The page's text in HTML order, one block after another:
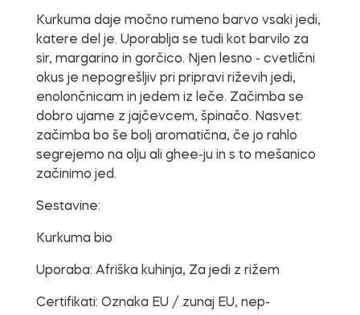
Kurkuma daje močno rumeno barvo vsaki jedi,
katere del je. Uporablja se tudi kot barvilo za
sir, margarino in gorčico. Njen lesno - cvetlični
okus je nepogrešljiv pri pripravi riževih jedi,
enolončnicam in jedem iz leče. Začimba se
dobro ujame z jajčevcem, špinačo. Nasvet:
začimba bo še bolj aromatična, če jo rahlo
segrejemo na olju ali ghee-ju in s to mešanico
začinimo jed.
Sestavine:
Kurkuma bio
Uporaba: Afriška kuhinja, Za jedi z rižem
Certifikati: Oznaka EU / zunaj EU, nep-